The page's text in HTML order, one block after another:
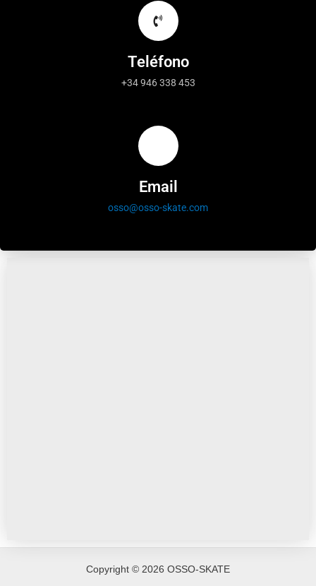
Teléfono
+34 946 338 453
Email
osso@osso-skate.com
Copyright © 2026 OSSO-SKATE